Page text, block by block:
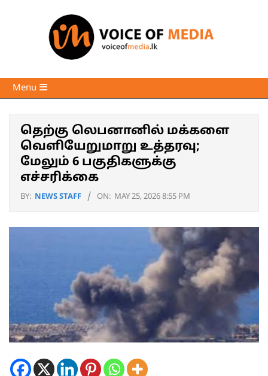
Voice
of
Primary
Navigation
Menu
தெற்கு லெபனானில் மக்களை
வெளியேறுமாறு உத்தரவு;
மேலும் 6 பகுதிகளுக்கு
எச்சரிக்கை
BY: NEWS STAFF ON: MAY 25, 2026 8:55 PM